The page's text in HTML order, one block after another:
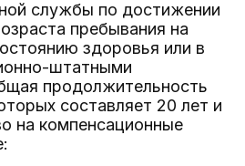
службы по достижении
пребывания на
здоровья или в
штатными
продолжительность
составляет 20 лет и
на компенсационные